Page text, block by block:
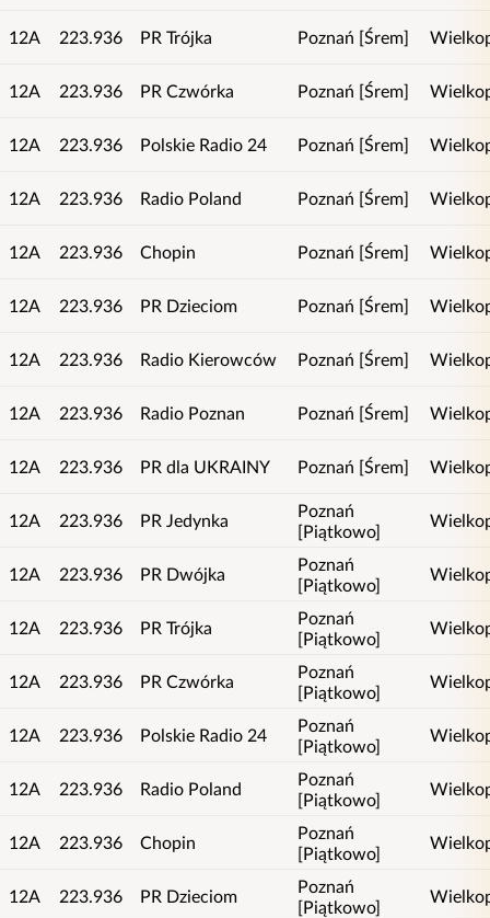
12A 223.936 PR Trójka Poznań [Śrem]
12A 223.936 PR Czwórka Poznań [Śrem]
12A 223.936 Polskie Radio 24 Poznań [Śrem]
12A 223.936 Radio Poland Poznań [Śrem]
12A 223.936 Chopin Poznań [Śrem]
12A 223.936 PR Dzieciom Poznań [Śrem]
12A 223.936 Radio Kierowców Poznań [Śrem]
12A 223.936 Radio Poznan Poznań [Śrem]
12A 223.936 PR dla UKRAINY Poznań [Śrem]
12A 223.936 PR Jedynka
Poznań
[Piątkowo]
12A 223.936 PR Dwójka
Poznań
[Piątkowo]
12A 223.936 PR Trójka
Poznań
[Piątkowo]
12A 223.936 PR Czwórka
Poznań
[Piątkowo]
12A 223.936 Polskie Radio 24
Poznań
[Piątkowo]
12A 223.936 Radio Poland
Poznań
[Piątkowo]
12A 223.936 Chopin
Poznań
[Piątkowo]
12A 223.936 PR Dzieciom
Poznań
[Piątkowo]